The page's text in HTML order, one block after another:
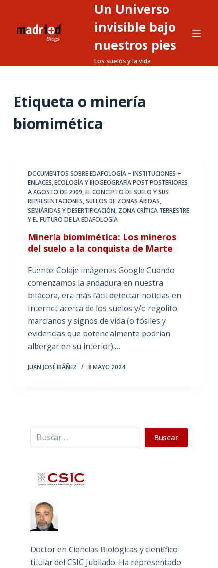
Un Universo
invisible bajo
nuestros pies
Los suelos y la vida
Etiqueta o minería
biomimética
DOCUMENTOS SOBRE EDAFOLOGÍA + INSTITUCIONES +
ENLACES,ECOLOGÍA Y BIOGEOGRAFÍA POST POSTERIORES
A AGOSTO DE 2009,EL CONCEPTO DE SUELO Y SUS
REPRESENTACIONES,SUELOS DE ZONAS ÁRIDAS,
SEMIÁRIDAS Y DESERTIFICACIÓN, ZONA CRÍTICA TERRESTRE
Y EL FUTURO DE LA EDAFOLOGÍA
Minería biomimética: Los mineros
del suelo a la conquista de Marte
Fuente: Colaje imágenes Google Cuando
comenzamos la andadura en nuestra
bitácora, era más fácil detectar noticias en
Internet acerca de los suelos y/o regolito
marcianos y signos de vida (o fósiles y
evidencias que potencialmente podrían
albergar en su interior).…
JUAN JOSÉ IBÁÑEZ 8 MAYO 2024
Buscar Buscar
Doctor en Ciencias Biológicas y científico
titular del CSIC Jubilado. Ha representado